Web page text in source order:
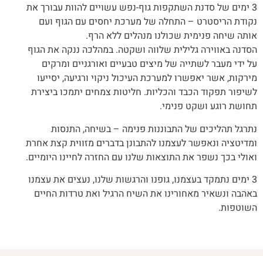
3 ימים של סדנת השתקפות גוף-נפש עשויים להוות עבורך את
נקודת הריסטרט – התחלה של מערכת יחסים עם הגוף ועם
אותה שיחה פנימית שכולנו מנהלים ללא הרף.
הסדנה באווירה גלילית שלווה ושקטה. במהלכה ננקה את הגוף
על ידי מעבר לשתייה של מיצים טבעיים ואורגניים ומרקים
מירקות, אשר יאפשרו למערכת העיכול ניקוי ורגיעה, יסייעו
לשיפור תפקוד הכבד והכליות. חליטות צמחים יתמכו ביצירת
תחושת רוגע ושקט פנימי.
נתרגל תהליכים של התבוננות פנימה – בשיחה, התנסות
ומדיטציה ונאפשר לעצמנו להתבונן בדברים מזווית קצת אחרת
ואולי בכך נשפר את התוצאות שלנו עם החזרה לחיינו היומיים.
3 ימים נתמקד בעצמנו, גופנו והרגשות שלנו, נעצים את עצמנו
באהבה ונשאיר מאחורינו את השיח הרגיל ואת טרדות החיים
השוטפות.